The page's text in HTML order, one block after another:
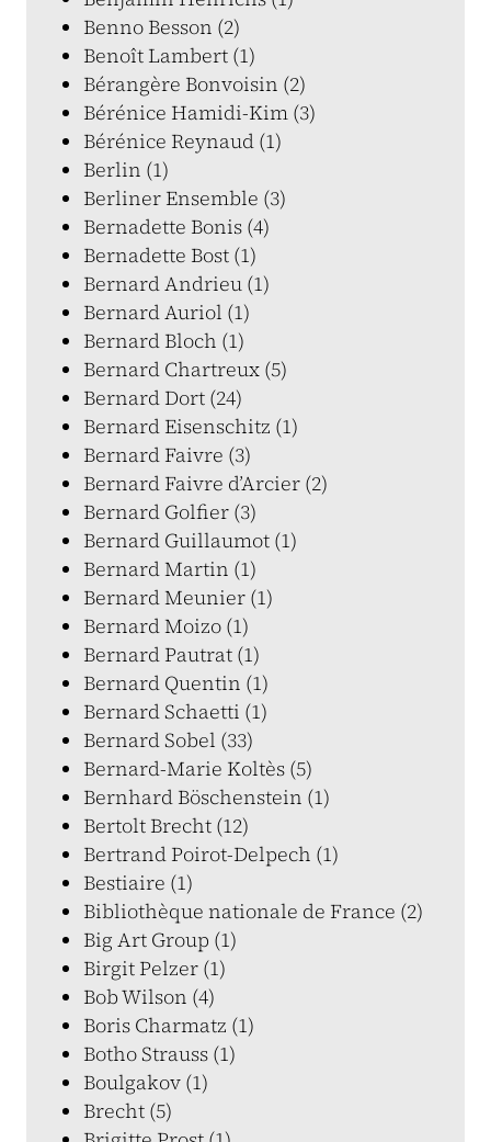
Benno Besson (2)
Benoît Lambert (1)
Bérangère Bonvoisin (2)
Bérénice Hamidi-Kim (3)
Bérénice Reynaud (1)
Berlin (1)
Berliner Ensemble (3)
Bernadette Bonis (4)
Bernadette Bost (1)
Bernard Andrieu (1)
Bernard Auriol (1)
Bernard Bloch (1)
Bernard Chartreux (5)
Bernard Dort (24)
Bernard Eisenschitz (1)
Bernard Faivre (3)
Bernard Faivre d’Arcier (2)
Bernard Golfier (3)
Bernard Guillaumot (1)
Bernard Martin (1)
Bernard Meunier (1)
Bernard Moizo (1)
Bernard Pautrat (1)
Bernard Quentin (1)
Bernard Schaetti (1)
Bernard Sobel (33)
Bernard-Marie Koltès (5)
Bernhard Böschenstein (1)
Bertolt Brecht (12)
Bertrand Poirot-Delpech (1)
Bestiaire (1)
Bibliothèque nationale de France (2)
Big Art Group (1)
Birgit Pelzer (1)
Bob Wilson (4)
Boris Charmatz (1)
Botho Strauss (1)
Boulgakov (1)
Brecht (5)